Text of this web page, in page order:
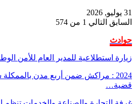
31 يوليو, 2026
السابق التالي 1 من 574
حوادث
زيارة استطلاعية للمدير العام للأمن
قضية…